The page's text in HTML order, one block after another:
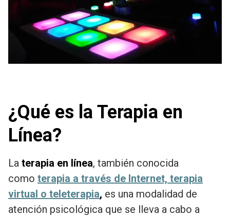
¿Qué es la Terapia en
Línea?
La terapia en línea, también conocida
como terapia a través de Internet, terapia
virtual o teleterapia, es una modalidad de
atención psicológica que se lleva a cabo a